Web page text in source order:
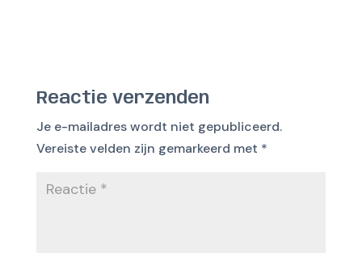
Reactie verzenden
Je e-mailadres wordt niet gepubliceerd.
Vereiste velden zijn gemarkeerd met *